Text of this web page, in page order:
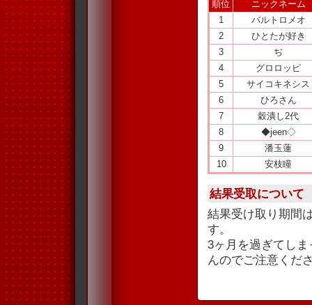
順位
ニックネーム
1
バルトロメオ
2
ひとたが好き
3
ぢ
4
グロロッピ
5
サイコキネシス
6
ひろさん
7
穀潰し2代
8
◆jeen◇
9
潘玉蓮
10
安枝瞳
結果受取について
結果受け取り期間
す。
3ヶ月を過ぎてし
んのでご注意くだ